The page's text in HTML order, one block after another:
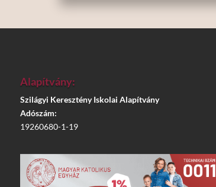
Alapítvány:
Szilágyi Keresztény Iskolai Alapítvány
Adószám:
19260680-1-19